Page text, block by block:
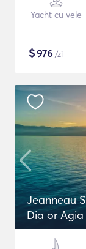
Yacht cu vele
$976 /zi
Jeanneau
Dia or